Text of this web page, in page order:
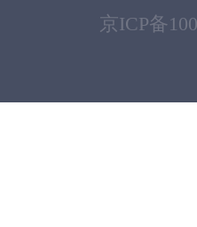
京ICP备